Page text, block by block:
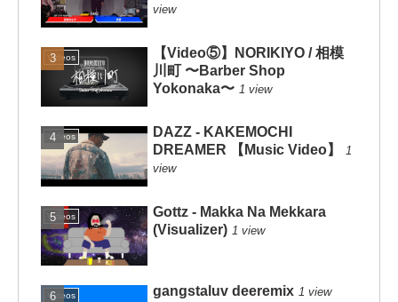
view
Videos
【Video⑤】NORIKIYO / 相模
川町 〜Barber Shop
Yokonaka〜 1 view
Videos
DAZZ - KAKEMOCHI
DREAMER 【Music Video】
1
view
Videos
Gottz - Makka Na Mekkara
(Visualizer) 1 view
Videos gangstaluv deeremix 1 view